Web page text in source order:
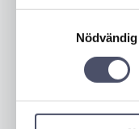
Nödvändig